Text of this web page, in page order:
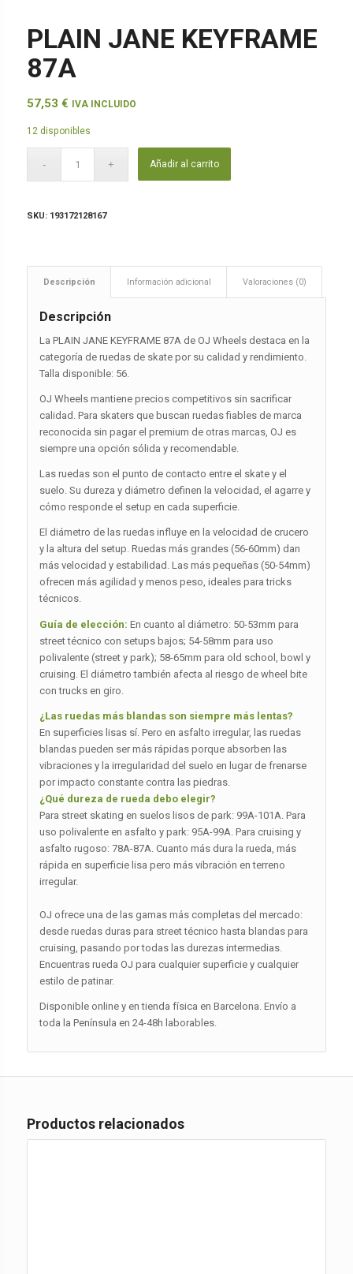
PLAIN JANE KEYFRAME
87A
57,53 € IVA INCLUIDO
12 disponibles
Añadir al carrito
SKU: 193172128167
Descripción Información adicional Valoraciones (0)
Descripción
La PLAIN JANE KEYFRAME 87A de OJ Wheels destaca en la
categoría de ruedas de skate por su calidad y rendimiento.
Talla disponible: 56.
OJ Wheels mantiene precios competitivos sin sacrificar
calidad. Para skaters que buscan ruedas fiables de marca
reconocida sin pagar el premium de otras marcas, OJ es
siempre una opción sólida y recomendable.
Las ruedas son el punto de contacto entre el skate y el
suelo. Su dureza y diámetro definen la velocidad, el agarre y
cómo responde el setup en cada superficie.
El diámetro de las ruedas influye en la velocidad de crucero
y la altura del setup. Ruedas más grandes (56-60mm) dan
más velocidad y estabilidad. Las más pequeñas (50-54mm)
ofrecen más agilidad y menos peso, ideales para tricks
técnicos.
Guía de elección: En cuanto al diámetro: 50-53mm para
street técnico con setups bajos; 54-58mm para uso
polivalente (street y park); 58-65mm para old school, bowl y
cruising. El diámetro también afecta al riesgo de wheel bite
con trucks en giro.
¿Las ruedas más blandas son siempre más lentas?
En superficies lisas sí. Pero en asfalto irregular, las ruedas
blandas pueden ser más rápidas porque absorben las
vibraciones y la irregularidad del suelo en lugar de frenarse
por impacto constante contra las piedras.
¿Qué dureza de rueda debo elegir?
Para street skating en suelos lisos de park: 99A-101A. Para
uso polivalente en asfalto y park: 95A-99A. Para cruising y
asfalto rugoso: 78A-87A. Cuanto más dura la rueda, más
rápida en superficie lisa pero más vibración en terreno
irregular.
OJ ofrece una de las gamas más completas del mercado:
desde ruedas duras para street técnico hasta blandas para
cruising, pasando por todas las durezas intermedias.
Encuentras rueda OJ para cualquier superficie y cualquier
estilo de patinar.
Disponible online y en tienda física en Barcelona. Envío a
toda la Península en 24-48h laborables.
Productos relacionados